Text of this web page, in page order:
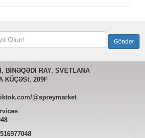
BİNƏQƏDİ RAY, SVETLANA
KÜÇƏSİ, 209F
@spreymarket